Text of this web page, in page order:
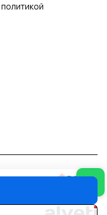
политикой